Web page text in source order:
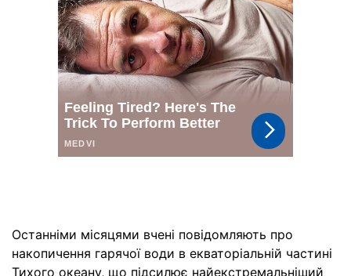
Останніми місяцями вчені повідомляють про
накопичення гарячої води в екваторіальній частині
Тихого океану, що підсилює найекстремальніший